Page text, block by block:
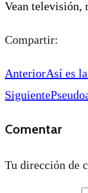
Vean televisión,
Compartir:
AnteriorAsí es
Siguiente
Comentar
Tu dirección de